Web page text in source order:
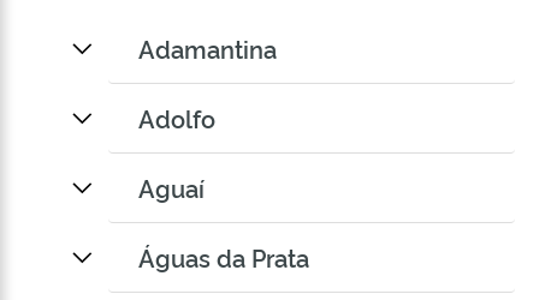
Adamantina
Adolfo
Aguaí
Águas da Prata